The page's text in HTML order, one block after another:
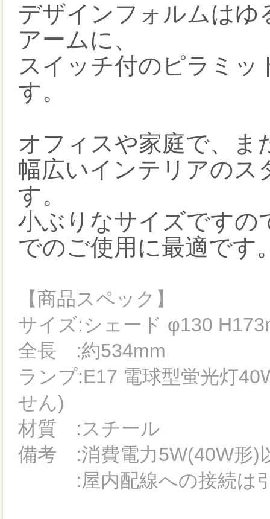
デザインフォルムはゆ
アームに、
スイッチ付のピラミ
す。
オフィスや家庭で、ま
幅広いインテリアのス
す。
小ぶりなサイズですの
でのご使用に最適です
【商品スペック】
サイズ:シェード φ130
全長 :約534mm
ランプ:E17 電球型蛍光灯
せん)
材質 :スチール
備考 :消費電力5W(40W形)
:屋内配線への接続は引